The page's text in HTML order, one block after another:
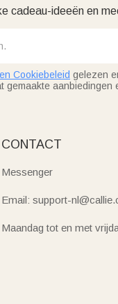
cadeau-ideeën en
Cookiebeleid gelezen
gemaakte aanbiedingen
CONTACT
Messenger
Email: support-
Maandag tot en met